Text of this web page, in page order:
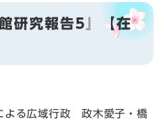
研究報告5』【在
よる広域行政 政木愛子・橋